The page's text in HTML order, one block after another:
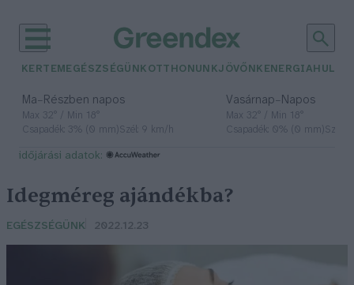
KERTEM EGÉSZSÉGÜNK OTTHONUNKJÖVŐNK ENERGIA
Ma– Részben napos
Max 32° / Min 18°
Csapadék: 3% (0 mm)Szél: 9 km/h
Vasárnap– Napos
Max 32° / Min 18°
Csapadék: 0% (0 mm)Szél:
időjárási adatok:
Idegméreg ajándékba?
EGÉSZSÉGÜNK 2022.12.23